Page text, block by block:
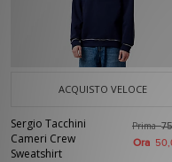
ACQUISTO VELOCE
Sergio Tacchini
Cameri Crew
Sweatshirt
Prima
Ora